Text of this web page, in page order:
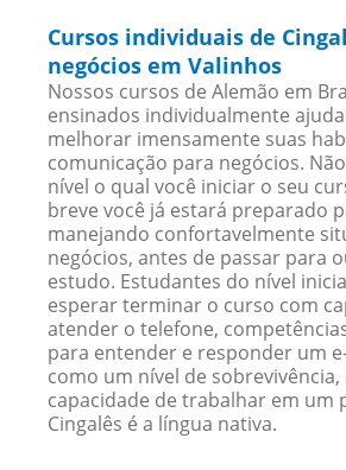
Cursos individuais de
negócios em Valinhos
Nossos cursos de Alemão em
ensinados individualmente
melhorar imensamente suas
comunicação para negócios.
nível o qual você iniciar o seu
breve você já estará preparado
manejando confortavelmente
negócios, antes de passar para
estudo. Estudantes do nível
esperar terminar o curso com
atender o telefone,
para entender e responder um
como um nível de sobrevivência,
capacidade de trabalhar em um
Cingalês é a língua nativa.